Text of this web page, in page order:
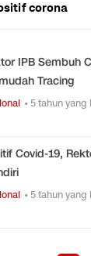
corona
IPB Sembuh
Tracing
• 5 tahun yang
Covid-19,
• 5 tahun yang